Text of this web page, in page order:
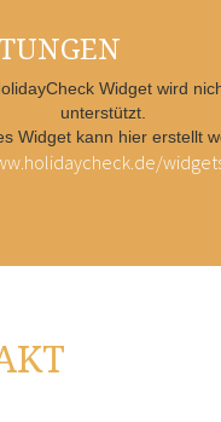
Widget wird
unterstützt.
Widget kann hier erstellt